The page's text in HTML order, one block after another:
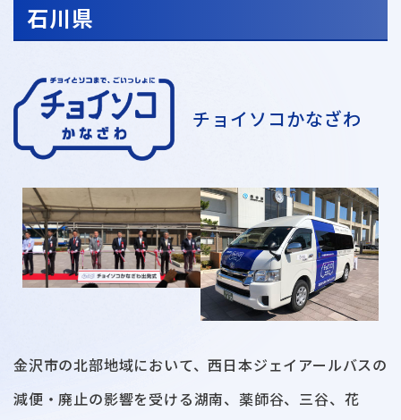
石川県
チョイソコかなざわ
金沢市の北部地域において、西日本ジェイアールバスの
減便・廃止の影響を受ける湖南、薬師谷、三谷、花